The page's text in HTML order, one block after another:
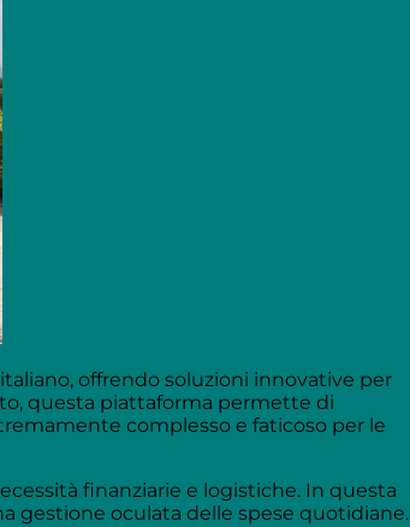
offrendo soluzioni innovative per
questa piattaforma permette di
complesso e faticoso per le
finanziarie e logistiche. In questa
gestione oculata delle spese quotidiane.